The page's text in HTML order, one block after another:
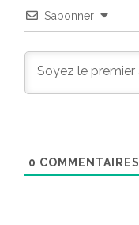
S’abonner
0 COMMENTAIRES